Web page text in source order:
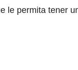
le permita tener